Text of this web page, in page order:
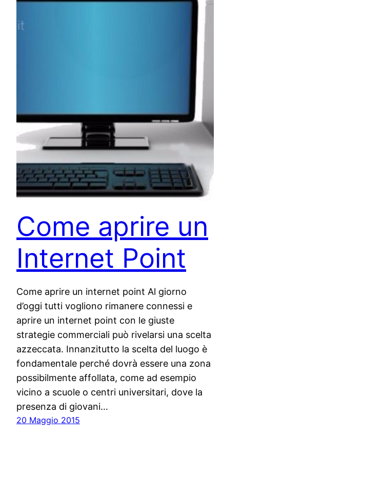
Come aprire un
Internet Point
Come aprire un internet point Al giorno
d’oggi tutti vogliono rimanere connessi e
aprire un internet point con le giuste
strategie commerciali può rivelarsi una scelta
azzeccata. Innanzitutto la scelta del luogo è
fondamentale perché dovrà essere una zona
possibilmente affollata, come ad esempio
vicino a scuole o centri universitari, dove la
presenza di giovani…
20 Maggio 2015